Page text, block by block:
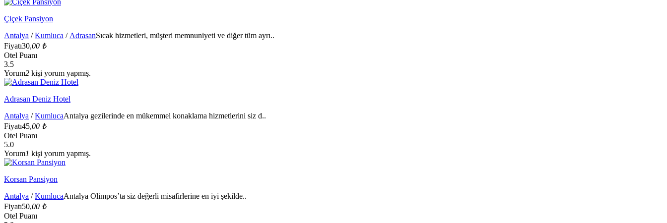
Çiçek Pansiyon
Antalya /Kumluca / AdrasanSıcak hizmetleri, müşteri memnuniyeti ve diğer tüm ayrı..
Fiyatı30,00 ₺
Otel Puanı
3.5
Yorum2 kişi yorum yapmış.
Adrasan Deniz Hotel
Antalya /KumlucaAntalya gezilerinde en mükemmel konaklama hizmetlerini siz d..
Fiyatı45,00 ₺
Otel Puanı
5.0
Yorum1 kişi yorum yapmış.
Korsan Pansiyon
Antalya /KumlucaAntalya Olimpos’ta siz değerli misafirlerine en iyi şekilde..
Fiyatı50,00 ₺
Otel Puanı